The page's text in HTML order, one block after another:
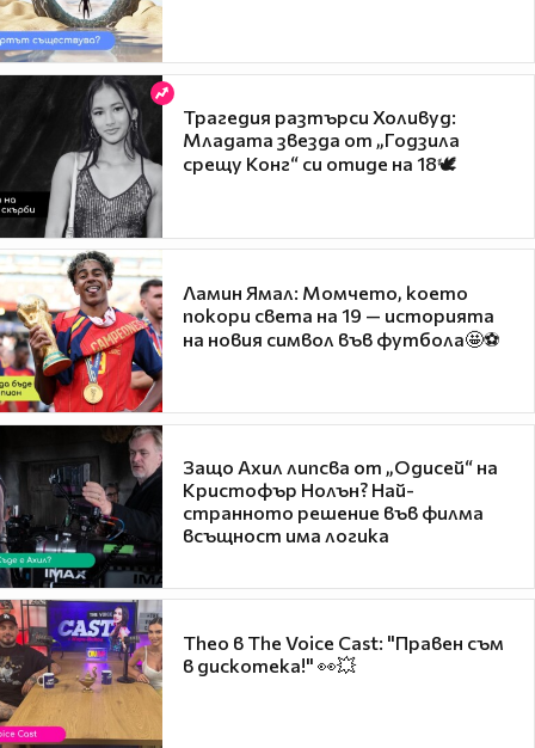
Трагедия разтърси Холивуд:
Младата звезда от „Годзила
срещу Конг“ си отиде на 18🕊️
Ламин Ямал: Момчето, което
покори света на 19 — историята
на новия символ във футбола🤩⚽
Защо Ахил липсва от „Одисей“ на
Кристофър Нолън? Най-
странното решение във филма
всъщност има логика
Theo в The Voice Cast: "Правен съм
в дискотека!" 👀💥